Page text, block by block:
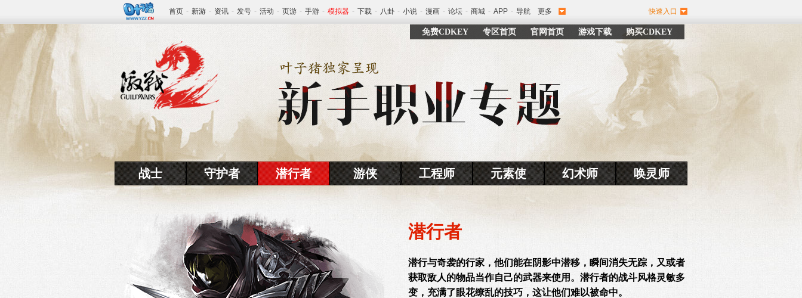
www.yzz.cn
首页 - 新游 - 资讯 - 发号 - 活动 - 页游 - 手游 - 模拟器 - 下载 - 八卦 - 小说 - 漫画 - 论坛 - 商城 - APP - 导航 更多 快速入口
免费CDKEY 专区首页 官网首页 游戏下载 购买CDKEY
战士 守护者 潜行者 游侠 工程师 元素使 幻术师 唤灵师
潜行者
潜行与奇袭的行家，他们能在阴影中潜移，瞬间消失无踪，又或者
获取敌人的物品当作自己的武器来使用。潜行者的战斗风格灵敏多
变，充满了眼花缭乱的技巧，这让他们难以被命中。